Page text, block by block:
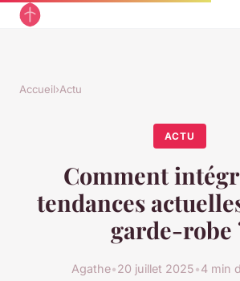
Accueil›Actu
ACTU
Comment
tendances
garde-robe
Agathe•20 juillet 2025•4 min